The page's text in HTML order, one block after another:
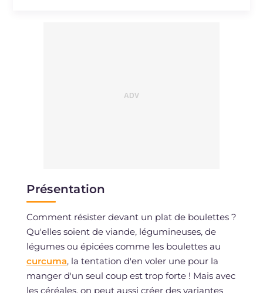
Présentation
Comment résister devant un plat de boulettes ?
Qu'elles soient de viande, légumineuses, de
légumes ou épicées comme les boulettes au
curcuma, la tentation d'en voler une pour la
manger d'un seul coup est trop forte ! Mais avec
les céréales, on peut aussi créer des variantes